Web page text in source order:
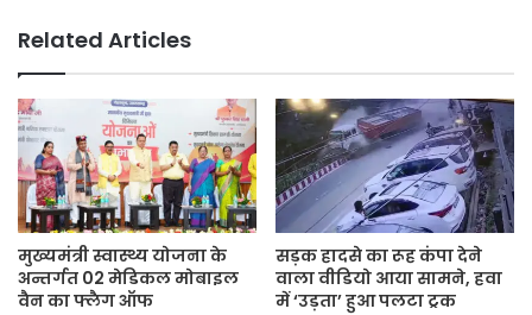
Related Articles
मुख्यमंत्री स्वास्थ्य योजना के
अन्तर्गत 02 मेडिकल मोबाइल
वैन का फ्लैग ऑफ
सड़क हादसे का रूह कंपा देने
वाला वीडियो आया सामने, हवा
में ‘उड़ता’ हुआ पलटा ट्रक